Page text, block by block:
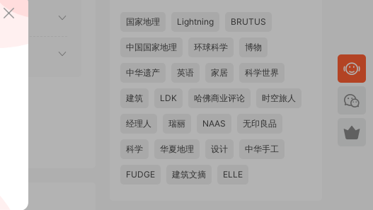
国家地理 Lightning BRUTUS
中国国家地理 环球科学 博物
中华遗产 英语 家居 科学世界
建筑 LDK 哈佛商业评论 时空旅人
经理人 瑞丽 NAAS 无印良品
科学 华夏地理 设计 中华手工
FUDGE 建筑文摘 ELLE